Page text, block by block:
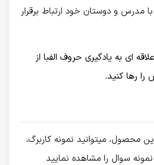
با مدرس و دوستان خود ارتباط برقرار
ای به یادگیری حروف الفبا از
رها کنید.
محصول، میتوانید نمونه کاربرگ،
نمونه سوال را مشاهده نمایید